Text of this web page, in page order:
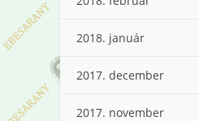
2018. január
2017. december
2017. november